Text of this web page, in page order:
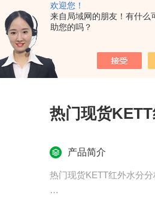
欢迎您！
来自局域网的朋友！有什么
助您的吗？
热门现货
产品简介
热门现货KETT红外水分